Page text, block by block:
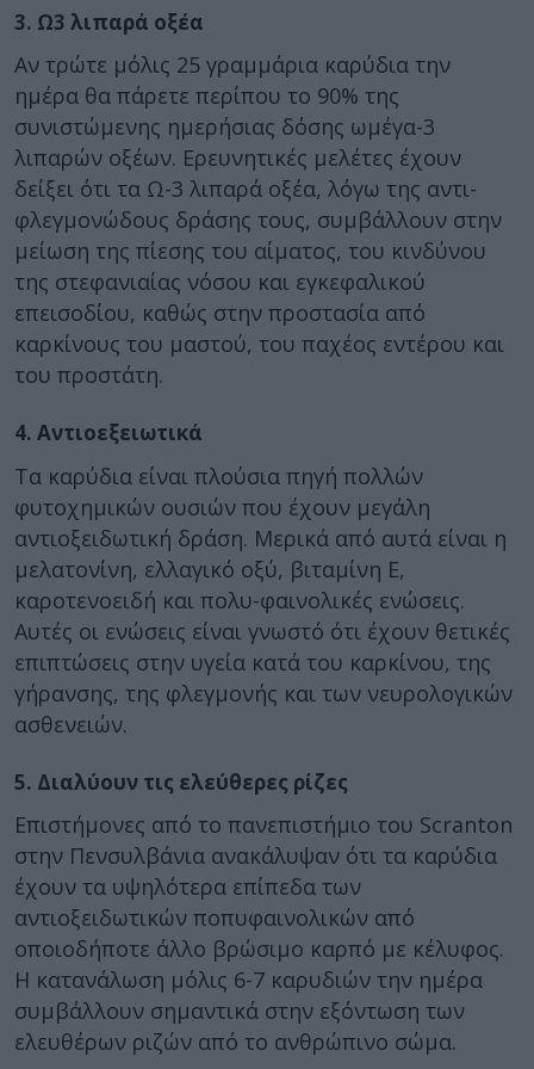
3. Ω3 λιπαρά οξέα
Αν τρώτε μόλις 25 γραμμάρια καρύδια την
ημέρα θα πάρετε περίπου το 90% της
συνιστώμενης ημερήσιας δόσης ωμέγα-3
λιπαρών οξέων. Ερευνητικές μελέτες έχουν
δείξει ότι τα Ω-3 λιπαρά οξέα, λόγω της αντι-
φλεγμονώδους δράσης τους, συμβάλλουν στην
μείωση της πίεσης του αίματος, του κινδύνου
της στεφανιαίας νόσου και εγκεφαλικού
επεισοδίου, καθώς στην προστασία από
καρκίνους του μαστού, του παχέος εντέρου και
του προστάτη.
4. Αντιοεξειωτικά
Τα καρύδια είναι πλούσια πηγή πολλών
φυτοχημικών ουσιών που έχουν μεγάλη
αντιοξειδωτική δράση. Μερικά από αυτά είναι η
μελατονίνη, ελλαγικό οξύ, βιταμίνη Ε,
καροτενοειδή και πολυ-φαινολικές ενώσεις.
Αυτές οι ενώσεις είναι γνωστό ότι έχουν θετικές
επιπτώσεις στην υγεία κατά του καρκίνου, της
γήρανσης, της φλεγμονής και των νευρολογικών
ασθενειών.
5. Διαλύουν τις ελεύθερες ρίζες
Επιστήμονες από το πανεπιστήμιο του Scranton
στην Πενσυλβάνια ανακάλυψαν ότι τα καρύδια
έχουν τα υψηλότερα επίπεδα των
αντιοξειδωτικών ποπυφαινολικών από
οποιοδήποτε άλλο βρώσιμο καρπό με κέλυφος.
Η κατανάλωση μόλις 6-7 καρυδιών την ημέρα
συμβάλλουν σημαντικά στην εξόντωση των
ελευθέρων ριζών από το ανθρώπινο σώμα.